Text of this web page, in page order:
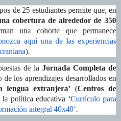
de 25 estudiantes permite que, en
cobertura de alrededor de 350
una cohorte que permanece
aquí una de las experiencias
).
de la Jornada Completa de
los aprendizajes desarrollados en
lengua extranjera’ (Centros de
la política educativa ‘Currículo para
integral 40x40’.